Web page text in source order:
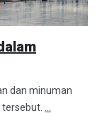
dan minuman
tersebut. ...